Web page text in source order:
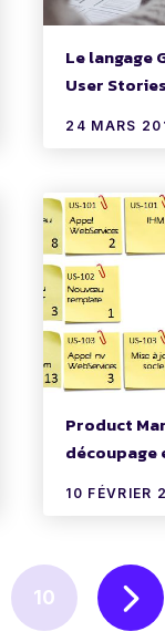
Le langage
User Stories
24 MARS
Product
découpage
10 FÉVRIER
10